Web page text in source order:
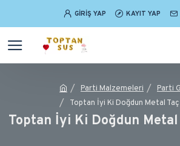
GIRIŞ YAP KAYIT YAP
Parti Malzemeleri
Parti
Toptan İyi Ki Doğdun Metal
Toptan İyi Ki Doğdun Metal